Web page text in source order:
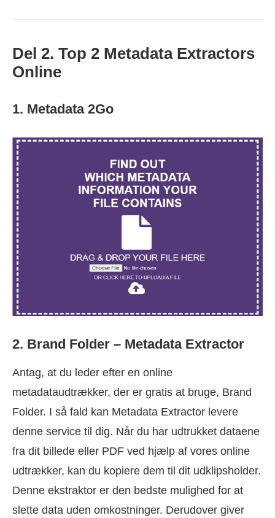
Del 2. Top 2 Metadata Extractors
Online
1. Metadata 2Go
2. Brand Folder – Metadata Extractor
Antag, at du leder efter en online
metadataudtrækker, der er gratis at bruge, Brand
Folder. I så fald kan Metadata Extractor levere
denne service til dig. Når du har udtrukket dataene
fra dit billede eller PDF ved hjælp af vores online
udtrækker, kan du kopiere dem til dit udklipsholder.
Denne ekstraktor er den bedste mulighed for at
slette data uden omkostninger. Derudover giver